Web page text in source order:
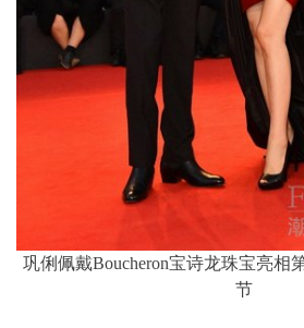
巩俐佩戴Boucheron宝诗龙珠宝亮相
节